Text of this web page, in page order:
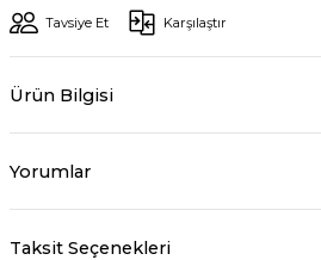
Tavsiye Et Karşılaştır
Ürün Bilgisi
Yorumlar
Taksit Seçenekleri